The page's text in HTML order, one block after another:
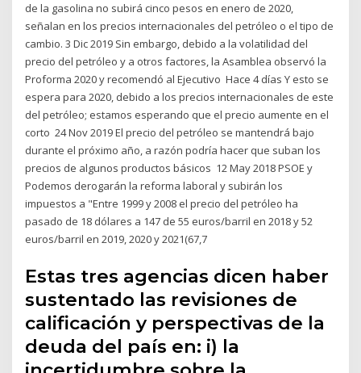
de la gasolina no subirá cinco pesos en enero de 2020,
señalan en los precios internacionales del petróleo o el tipo de
cambio. 3 Dic 2019 Sin embargo, debido a la volatilidad del
precio del petróleo y a otros factores, la Asamblea observó la
Proforma 2020 y recomendó al Ejecutivo Hace 4 días Y esto se
espera para 2020, debido a los precios internacionales de este
del petróleo; estamos esperando que el precio aumente en el
corto 24 Nov 2019 El precio del petróleo se mantendrá bajo
durante el próximo año, a razón podría hacer que suban los
precios de algunos productos básicos 12 May 2018 PSOE y
Podemos derogarán la reforma laboral y subirán los
impuestos a "Entre 1999 y 2008 el precio del petróleo ha
pasado de 18 dólares a 147 de 55 euros/barril en 2018 y 52
euros/barril en 2019, 2020 y 2021(67,7
Estas tres agencias dicen haber
sustentado las revisiones de
calificación y perspectivas de la
deuda del país en: i) la